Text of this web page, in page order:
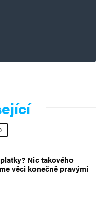
Nic takového
věci konečně pravými